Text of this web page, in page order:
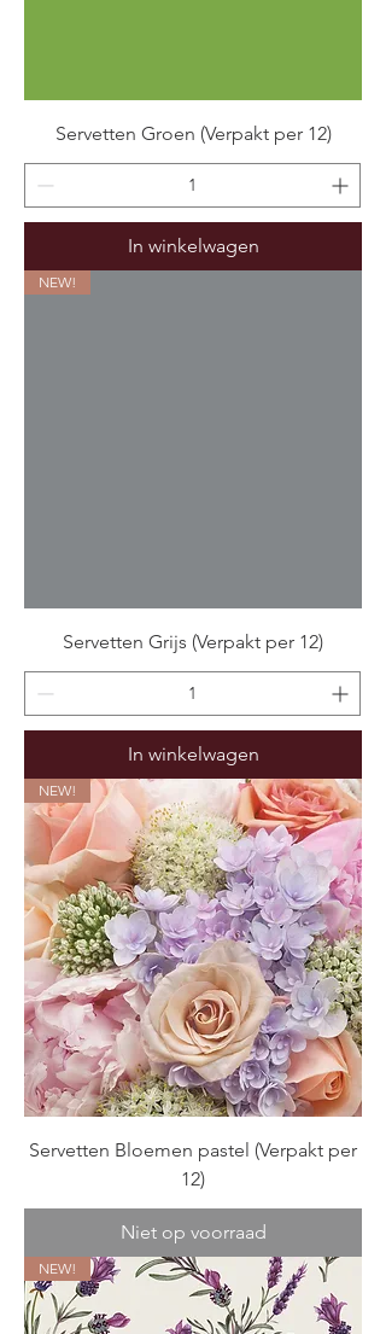
Servetten Groen (Verpakt per 12)
In winkelwagen
NEW!
Servetten Grijs (Verpakt per 12)
In winkelwagen
NEW!
Servetten Bloemen pastel (Verpakt per
12)
Niet op voorraad
NEW!